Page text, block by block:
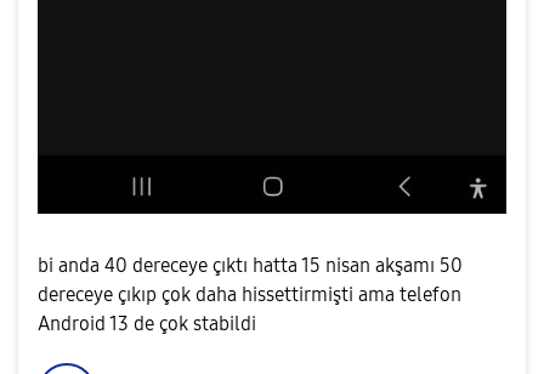
bi anda 40 dereceye çıktı hatta 15 nisan akşamı 50
dereceye çıkıp çok daha hissettirmişti ama telefon
Android 13 de çok stabildi